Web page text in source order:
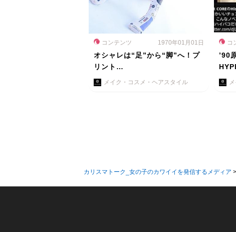
コンテンツ 1970年01月01日
オシャレは“足”から“脚”へ！プ
リント…
メイク・コスメ・ヘアスタイル
コ
’90
カリスマトーク_女の子のカワイイを発信するメディア >